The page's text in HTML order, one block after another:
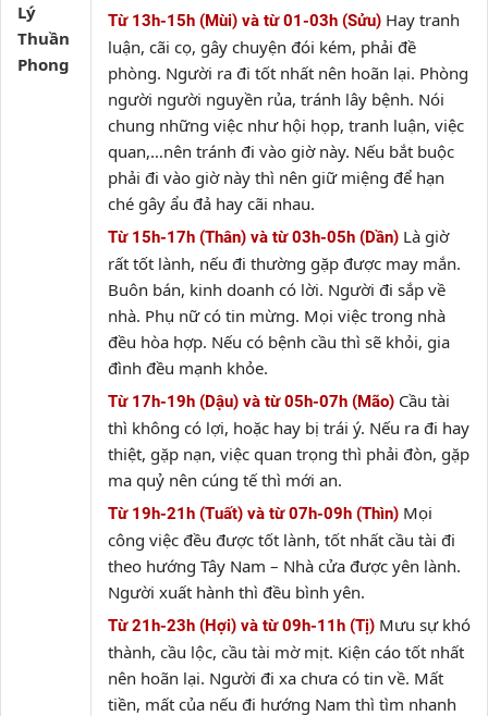
Lý
Thuần
Phong
Từ 13h-15h (Mùi) và từ 01-03h (Sửu) Hay tranh
luận, cãi cọ, gây chuyện đói kém, phải đề
phòng. Người ra đi tốt nhất nên hoãn lại. Phòng
người người nguyền rủa, tránh lây bệnh. Nói
chung những việc như hội họp, tranh luận, việc
quan,…nên tránh đi vào giờ này. Nếu bắt buộc
phải đi vào giờ này thì nên giữ miệng để hạn
ché gây ẩu đả hay cãi nhau.
Từ 15h-17h (Thân) và từ 03h-05h (Dần) Là giờ
rất tốt lành, nếu đi thường gặp được may mắn.
Buôn bán, kinh doanh có lời. Người đi sắp về
nhà. Phụ nữ có tin mừng. Mọi việc trong nhà
đều hòa hợp. Nếu có bệnh cầu thì sẽ khỏi, gia
đình đều mạnh khỏe.
Từ 17h-19h (Dậu) và từ 05h-07h (Mão) Cầu tài
thì không có lợi, hoặc hay bị trái ý. Nếu ra đi hay
thiệt, gặp nạn, việc quan trọng thì phải đòn, gặp
ma quỷ nên cúng tế thì mới an.
Từ 19h-21h (Tuất) và từ 07h-09h (Thìn) Mọi
công việc đều được tốt lành, tốt nhất cầu tài đi
theo hướng Tây Nam – Nhà cửa được yên lành.
Người xuất hành thì đều bình yên.
Từ 21h-23h (Hợi) và từ 09h-11h (Tị) Mưu sự khó
thành, cầu lộc, cầu tài mờ mịt. Kiện cáo tốt nhất
nên hoãn lại. Người đi xa chưa có tin về. Mất
tiền, mất của nếu đi hướng Nam thì tìm nhanh